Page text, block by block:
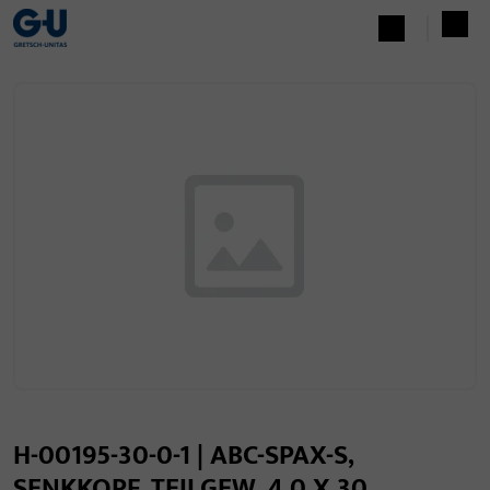
H-00195-30-0-1 | ABC-SPAX-S,